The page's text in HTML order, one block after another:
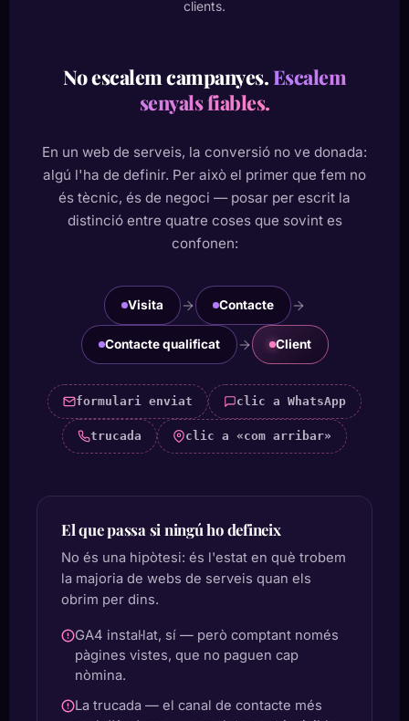
clients.
No escalem campanyes. Escalem
senyals fiables.
En un web de serveis, la conversió no ve donada:
algú l'ha de definir. Per això el primer que fem no
és tècnic, és de negoci — posar per escrit la
distinció entre quatre coses que sovint es
confonen:
Visita Contacte
Contacte qualificat Client
formulari enviat clic a WhatsApp
trucada clic a «com arribar»
El que passa si ningú ho defineix
No és una hipòtesi: és l'estat en què trobem
la majoria de webs de serveis quan els
obrim per dins.
GA4 instal·lat, sí — però comptant només
pàgines vistes, que no paguen cap
nòmina.
La trucada — el canal de contacte més